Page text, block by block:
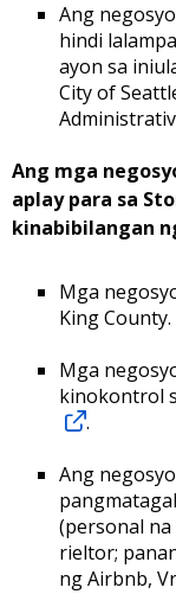
Ang
hindi
ayon sa
City of
Ang mga
aplay para sa
kinabibilangan
Mga
King County.
Mga
kinokontrol
.
Ang
(personal
rieltor;
ng Airbnb,